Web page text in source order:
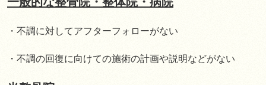
・不調に対してアフターフォローがない
・不調の回復に向けての施術の計画や説明などがない